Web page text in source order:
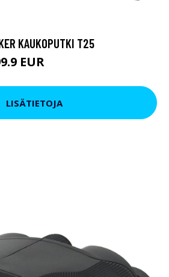
KAUKOPUTKI T25
EUR
LISÄTIETOJA